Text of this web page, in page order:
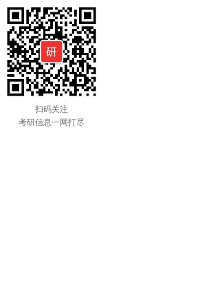
扫码关注
考研信息一网打尽